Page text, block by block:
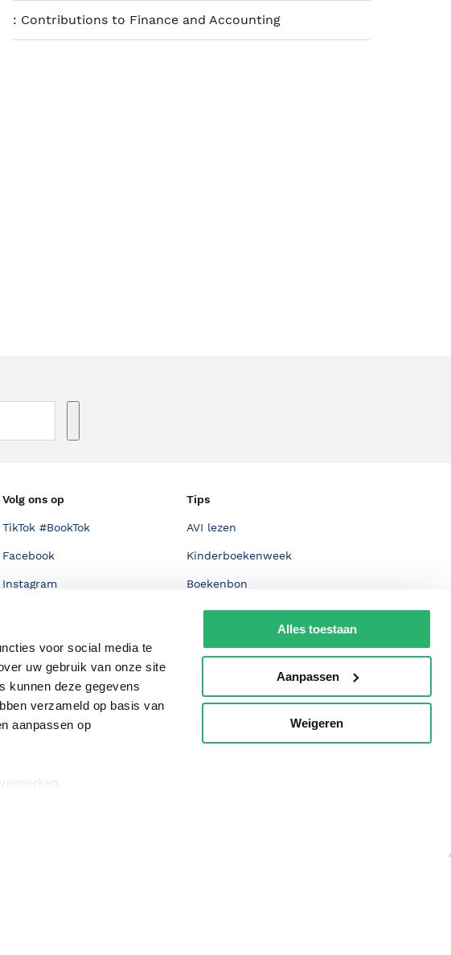
voor social media te
uw gebruik van onze site
kunnen deze gegevens
verzameld op basis van
aanpassen op
Alles toestaan
Aanpassen
Weigeren
: Contributions to Finance and Accounting
Volg ons op
TikTok #BookTok
Facebook
Instagram
Tips
AVI lezen
Kinderboekenweek
Boekenbon
De Nationale Voorleesdagen
Winacties